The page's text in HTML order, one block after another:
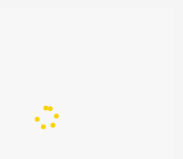
династий Мин и Цин в одном городе
и как это влияло на его